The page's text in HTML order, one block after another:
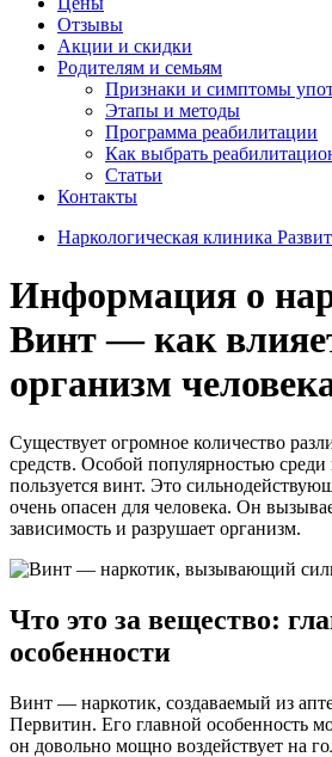
Отзывы
Акции и скидки
Родителям и семьям
Признаки и симптомы
Этапы и методы
Программа реабилитации
Как выбрать
Статьи
Контакты
Наркологическая клиника
Информация о
Винт — как
организм
Существует огромное количество
средств. Особой популярностью
пользуется винт. Это
очень опасен для человека. Он
зависимость и разрушает организм.
Что это за вещество:
особенности
Винт — наркотик, создаваемый из
Первитин. Его главной особенность
он довольно мощно воздействует на